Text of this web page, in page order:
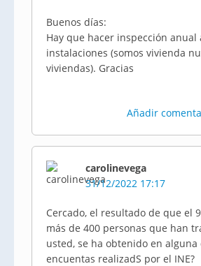
Buenos días:
Hay que hacer inspección anual
instalaciones (somos vivienda
viviendas). Gracias
Añadir
carolinevega
31/12/2022 17:17
Cercado, el resultado de que el
más de 400 personas que han
usted, se ha obtenido en alguna
encuentas realizadS por el INE?